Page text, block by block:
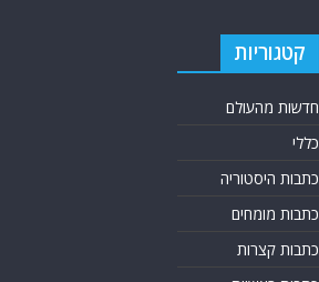
קטגוריות
חדשות מהעולם
כללי
כתבות היסטוריה
כתבות מומחים
כתבות קצרות